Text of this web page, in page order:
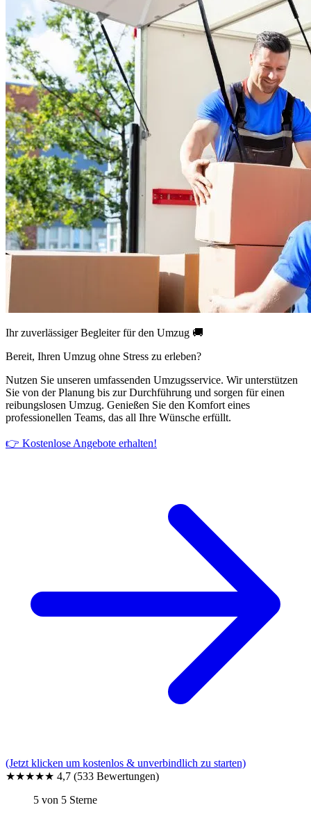
Ihr zuverlässiger Begleiter für den Umzug 🚚
Bereit, Ihren Umzug ohne Stress zu erleben?
Nutzen Sie unseren umfassenden Umzugsservice. Wir unterstützen
Sie von der Planung bis zur Durchführung und sorgen für einen
reibungslosen Umzug. Genießen Sie den Komfort eines
professionellen Teams, das all Ihre Wünsche erfüllt.
👉 Kostenlose Angebote erhalten!
(Jetzt klicken um kostenlos & unverbindlich zu starten)
★★★★★ 4,7 (533 Bewertungen)
5 von 5 Sterne